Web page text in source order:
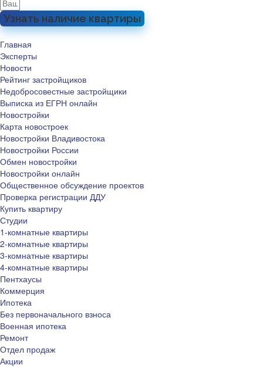
Узнать наличие квартиры
Главная
Эксперты
Новости
Рейтинг застройщиков
Недобросовестные застройщики
Выписка из ЕГРН онлайн
Новостройки
Карта новостроек
Новостройки Владивостока
Новостройки России
Обмен новостройки
Новостройки онлайн
Общественное обсуждение проектов
Проверка регистрации ДДУ
Купить квартиру
Студии
1-комнатные квартиры
2-комнатные квартиры
3-комнатные квартиры
4-комнатные квартиры
Пентхаусы
Коммерция
Ипотека
Без первоначального взноса
Военная ипотека
Ремонт
Отдел продаж
Акции